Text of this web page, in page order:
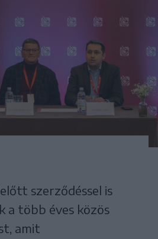
szerződéssel is
a több éves közös
amit